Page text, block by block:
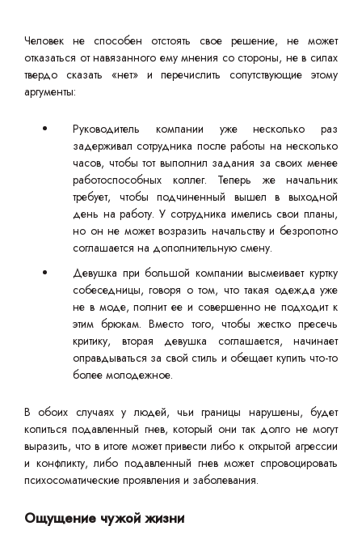
Человек не способен отстоять свое решение, не может
отказаться от навязанного ему мнения со стороны, не в силах
твердо сказать «нет» и перечислить сопутствующие этому
аргументы:
Руководитель компании уже несколько раз
задерживал сотрудника после работы на несколько
часов, чтобы тот выполнил задания за своих менее
работоспособных коллег. Теперь же начальник
требует, чтобы подчиненный вышел в выходной
день на работу. У сотрудника имелись свои планы,
но он не может возразить начальству и безропотно
соглашается на дополнительную смену.
Девушка при большой компании высмеивает куртку
собеседницы, говоря о том, что такая одежда уже
не в моде, полнит ее и совершенно не подходит к
этим брюкам. Вместо того, чтобы жестко пресечь
критику, вторая девушка соглашается, начинает
оправдываться за свой стиль и обещает купить что-то
более молодежное.
В обоих случаях у людей, чьи границы нарушены, будет
копиться подавленный гнев, который они так долго не могут
выразить, что в итоге может привести либо к открытой агрессии
и конфликту, либо подавленный гнев может спровоцировать
психосоматические проявления и заболевания.
Ощущение чужой жизни